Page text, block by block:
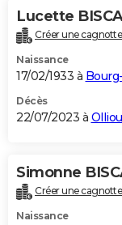
Lucette
Créer une
Naissance
17/02/1933 à
Décès
22/07/2023 à
Simonne
Créer une
Naissance